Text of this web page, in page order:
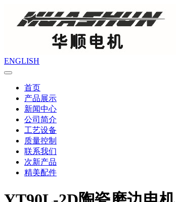
ENGLISH
首页
产品展示
新闻中心
公司简介
工艺设备
质量控制
联系我们
次新产品
精美配件